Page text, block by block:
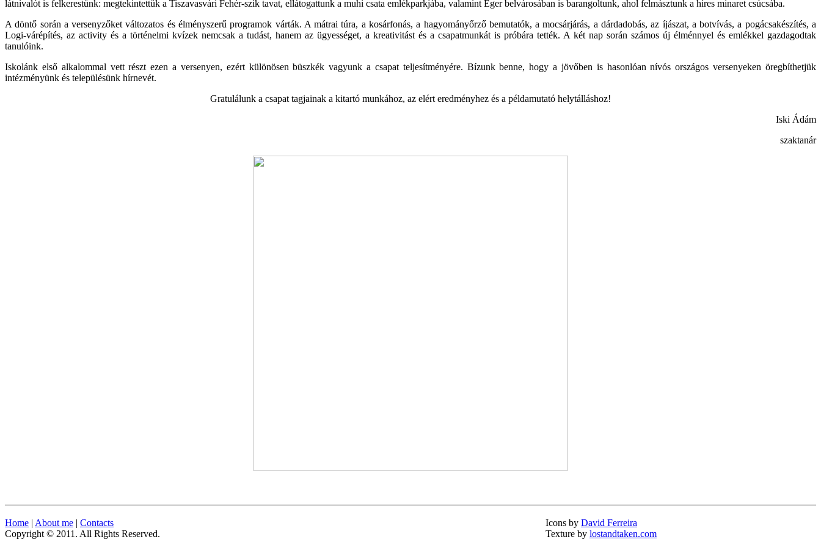
látnivalót is felkerestünk: megtekintettük a Tiszavasvári Fehér-szik tavat, ellátogattunk a muhi csata emlékparkjába, valamint Eger belvárosában is barangoltunk, ahol felmásztunk a híres minaret csúcsába.
A döntő során a versenyzőket változatos és élményszerű programok várták. A mátrai túra, a kosárfonás, a hagyományőrző bemutatók, a mocsárjárás, a dárdadobás, az íjászat, a botvívás, a pogácsakészítés, a
Logi-várépítés, az activity és a történelmi kvízek nemcsak a tudást, hanem az ügyességet, a kreativitást és a csapatmunkát is próbára tették. A két nap során számos új élménnyel és emlékkel gazdagodtak
tanulóink.
Iskolánk első alkalommal vett részt ezen a versenyen, ezért különösen büszkék vagyunk a csapat teljesítményére. Bízunk benne, hogy a jövőben is hasonlóan nívós országos versenyeken öregbíthetjük
intézményünk és településünk hírnevét.
Gratulálunk a csapat tagjainak a kitartó munkához, az elért eredményhez és a példamutató helytálláshoz!
Iski Ádám
szaktanár
Home | About me | Contacts
Copyright © 2011. All Rights Reserved.
Icons by David Ferreira
Texture by lostandtaken.com